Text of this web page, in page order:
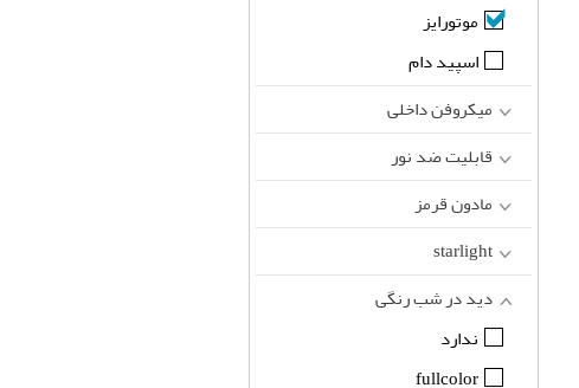
موتورایز
اسپید دام
میکروفن داخلی
قابلیت ضد نور
مادون قرمز
starlight
دید در شب رنگی
ندارد
fullcolor